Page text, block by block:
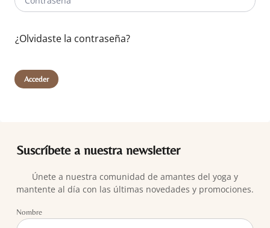
¿Olvidaste la contraseña?
Acceder
Suscríbete a nuestra newsletter
Únete a nuestra comunidad de amantes del yoga y
mantente al día con las últimas novedades y promociones.
Nombre